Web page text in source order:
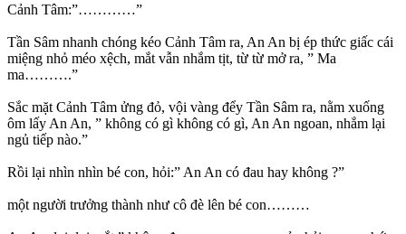
Cảnh Tâm:”…………”
Tần Sâm nhanh chóng kéo Cảnh Tâm ra, An An bị ép thức giấc cái
miệng nhỏ méo xệch, mắt vẫn nhắm tịt, từ từ mở ra, ” Ma
ma……….”
Sắc mặt Cảnh Tâm ửng đỏ, vội vàng đểy Tần Sâm ra, nằm xuống
ôm lấy An An, ” không có gì không có gì, An An ngoan, nhắm lại
ngủ tiếp nào.”
Rồi lại nhìn nhìn bé con, hỏi:” An An có đau hay không ?”
một người trưởng thành như cô đè lên bé con………